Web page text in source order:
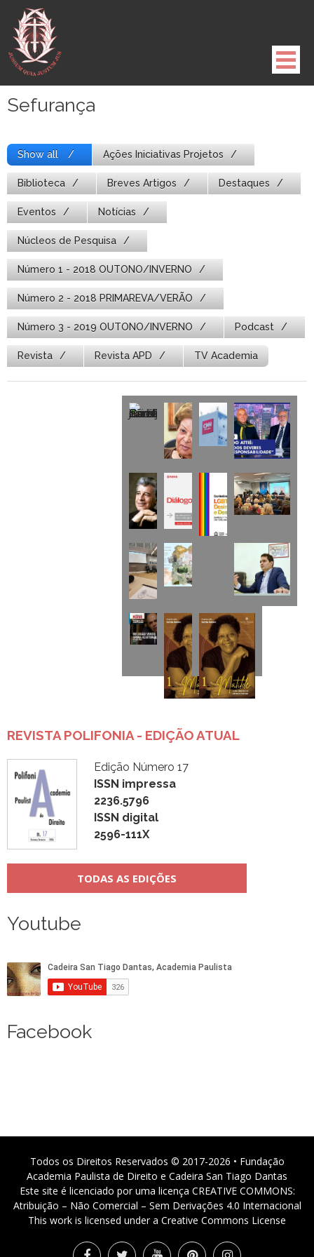
para
conteúdo
Sefurança
Show all Ações Iniciativas Projetos
Biblioteca Breves Artigos Destaques
Eventos Notícias
Núcleos de Pesquisa
Número 1 - 2018 OUTONO/INVERNO
Número 2 - 2018 PRIMAREVA/VERÃO
Número 3 - 2019 OUTONO/INVERNO Podcast
Revista Revista APD TV Academia
REVISTA POLIFONIA - EDIÇÃO ATUAL
Edição Número 17
ISSN impressa
2236.5796
ISSN digital
2596-111X
TODAS AS EDIÇÕES
Youtube
Facebook
Todos os Direitos Reservados © 2017-2026 • Fundação
Academia Paulista de Direito e Cadeira San Tiago Dantas
Este site é licenciado por uma licença CREATIVE COMMONS:
Atribuição – Não Comercial – Sem Derivações 4.0 Internacional
This work is licensed under a Creative Commons License